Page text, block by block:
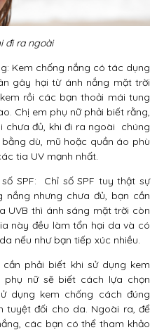
đi ra ngoài
Kem chống nắng có tác dụng
gây hại từ ánh nắng mặt trời
rồi các bạn thoải mái tung
Chị em phụ nữ phải biết rằng,
chưa đủ, khi đi ra ngoài chúng
dù, mũ hoặc quần áo phù
tia UV mạnh nhất.
SPF: Chỉ số SPF tuy thật sự
nhưng chưa đủ, bạn cần
UVB thì ánh sáng mặt trời còn
này đều làm tổn hại da và có
nếu như bạn tiếp xúc nhiều.
phải biết khi sử dụng kem
phụ nữ sẽ biết cách lựa chọn
dụng kem chống cách đúng
tuyệt đối cho da. Ngoài ra, để
các bạn có thể tham khảo